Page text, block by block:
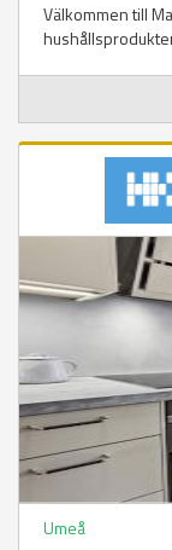
Välkommen till
Umeå